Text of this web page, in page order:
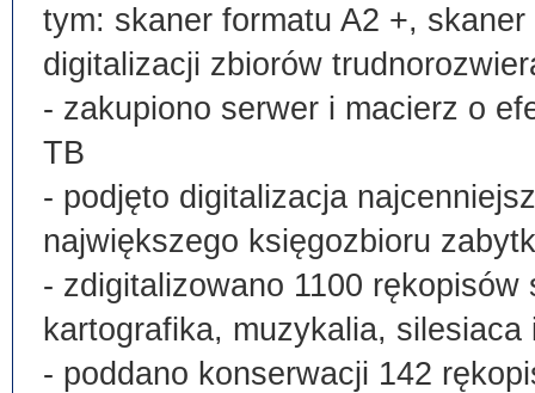
tym: skaner formatu A2 +,
digitalizacji zbiorów
- zakupiono serwer i macierz o
TB
- podjęto digitalizacja
największego księgozbioru
- zdigitalizowano 1100
kartografika, muzykalia, silesiaca
- poddano konserwacji 142